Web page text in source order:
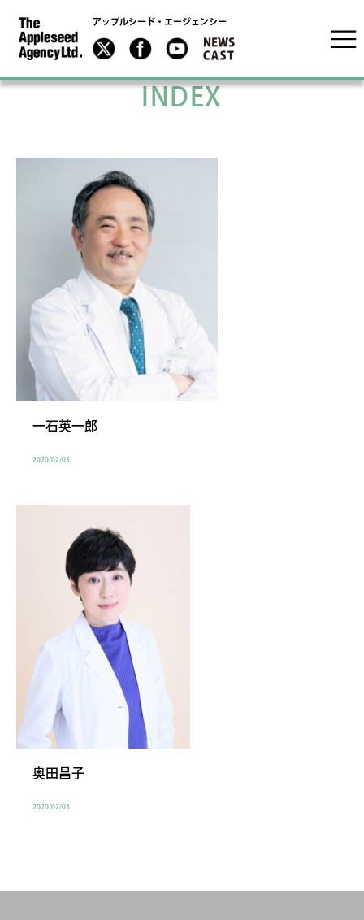
アップルシード・エージェンシー
INDEX
一石英一郎
2020/02/03
奥田昌子
2020/02/03